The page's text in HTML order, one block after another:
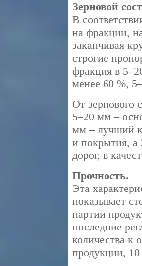
Зерновой
В
на фракции,
заканчивая
строгие
фракция в
менее 60 %,
От зернового
5–20 мм –
мм – лучший
и покрытия, а
дорог, в
Прочность.
Эта
показывает
партии
последние
количества к
продукции,